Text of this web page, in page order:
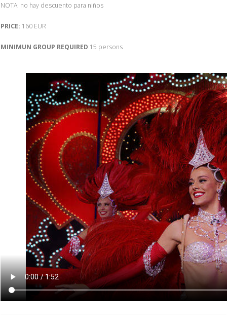
NOTA: no hay descuento para niños
PRICE: 160 EUR
MINIMUN GROUP REQUIRED:15 persons